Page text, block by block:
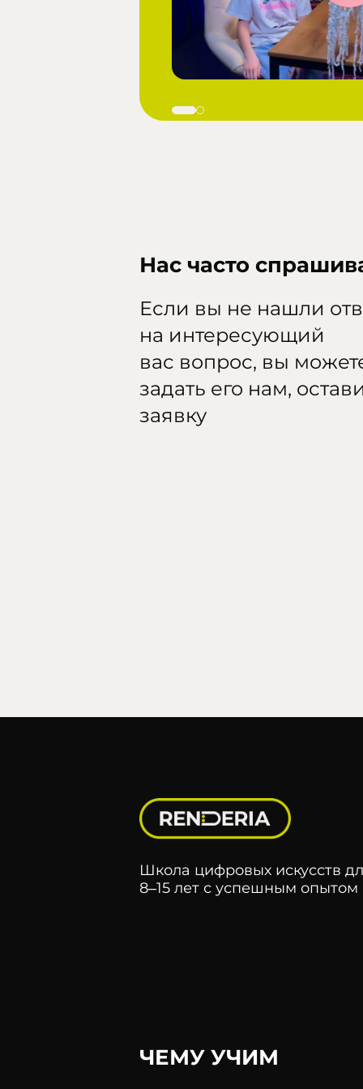
Нас часто
Если вы не нашли
на интересующий
вас вопрос, вы
задать его нам,
заявку
Школа цифровых искусств
8–15 лет с успешным опытом
ЧЕМУ УЧИМ